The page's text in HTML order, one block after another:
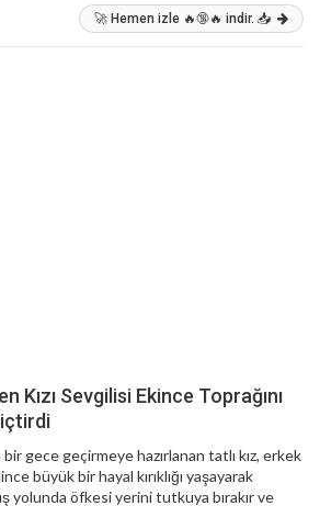
🚀 Hemen izle 🔥🔞🔥 indir. 📥
Kızı Sevgilisi Ekince Toprağını
gece geçirmeye hazırlanan tatlı kız, erkek
büyük bir hayal kırıklığı yaşayarak
yolunda öfkesi yerini tutkuya bırakır ve